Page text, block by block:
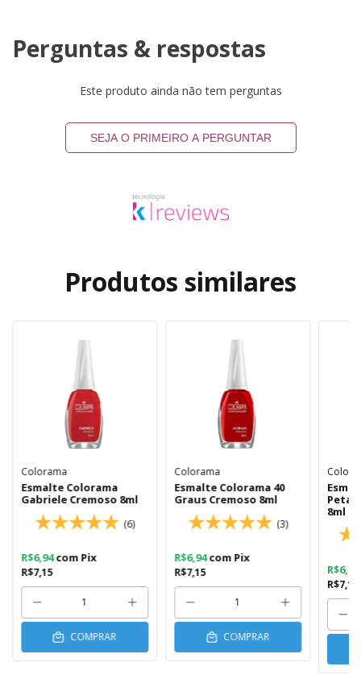
Perguntas & respostas
Este produto ainda não tem perguntas
SEJA O PRIMEIRO A PERGUNTAR
Produtos similares
Colorama
Esmalte Colorama
Gabriele Cremoso 8ml
(6)
R$7,15
R$6,94com Pix
COMPRAR
Colorama
Esmalte Colorama 40
Graus Cremoso 8ml
(3)
R$7,15
R$6,94com Pix
COMPRAR
8ml
R$7,15